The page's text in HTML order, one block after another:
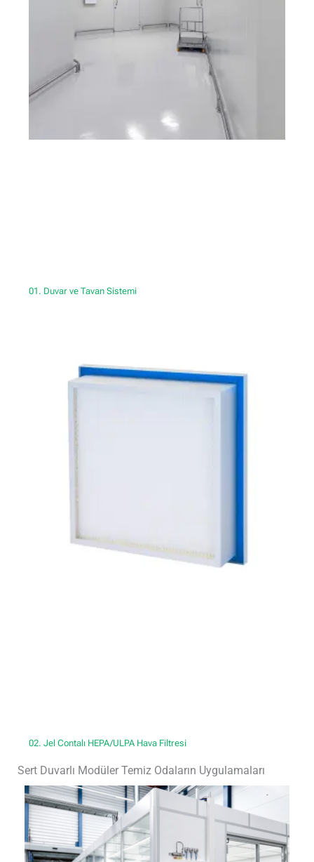
01. Duvar ve Tavan Sistemi
02. Jel Contalı HEPA/ULPA Hava Filtresi
Sert Duvarlı Modüler Temiz Odaların Uygulamaları